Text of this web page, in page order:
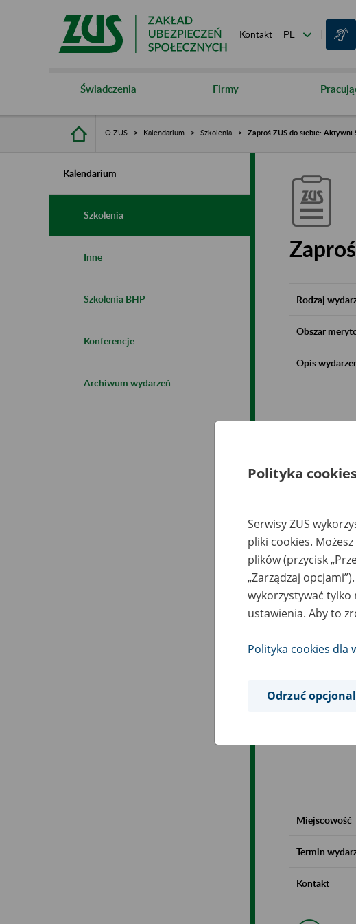
Kontakt
Świadczenia Firmy
O ZUS Kalendarium Szkolenia Zaproś ZUS do siebie: Aktywni
Kalendarium
Szkolenia
Inne
Szkolenia BHP
Konferencje
Archiwum wydarzeń
Rodzaj
Obszar
Opis
Miejscowość
Termin
Kontakt
Polityka
Serwisy ZUS
pliki cookies.
plików (przycisk
„Zarządzaj
wykorzystywać tylko
ustawienia. Aby to
Polityka cookies dla
Odrzuć